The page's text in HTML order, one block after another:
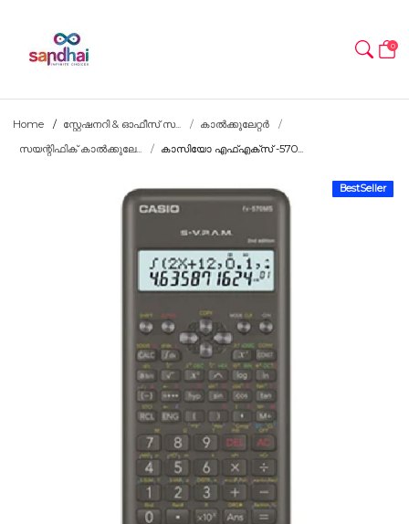
0
Home സ്റ്റേഷനറി & ഓഫീസ് സ...
കാൽക്കുലേറ്റർ
സയന്റിഫിക് കാൽക്കുലേ...
കാസിയോ എഫ്എക്സ് -570...
BestSeller